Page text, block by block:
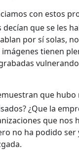
con estos
que se les
por sí solas,
tienen
que
¿Que la
que
no ha podido ser